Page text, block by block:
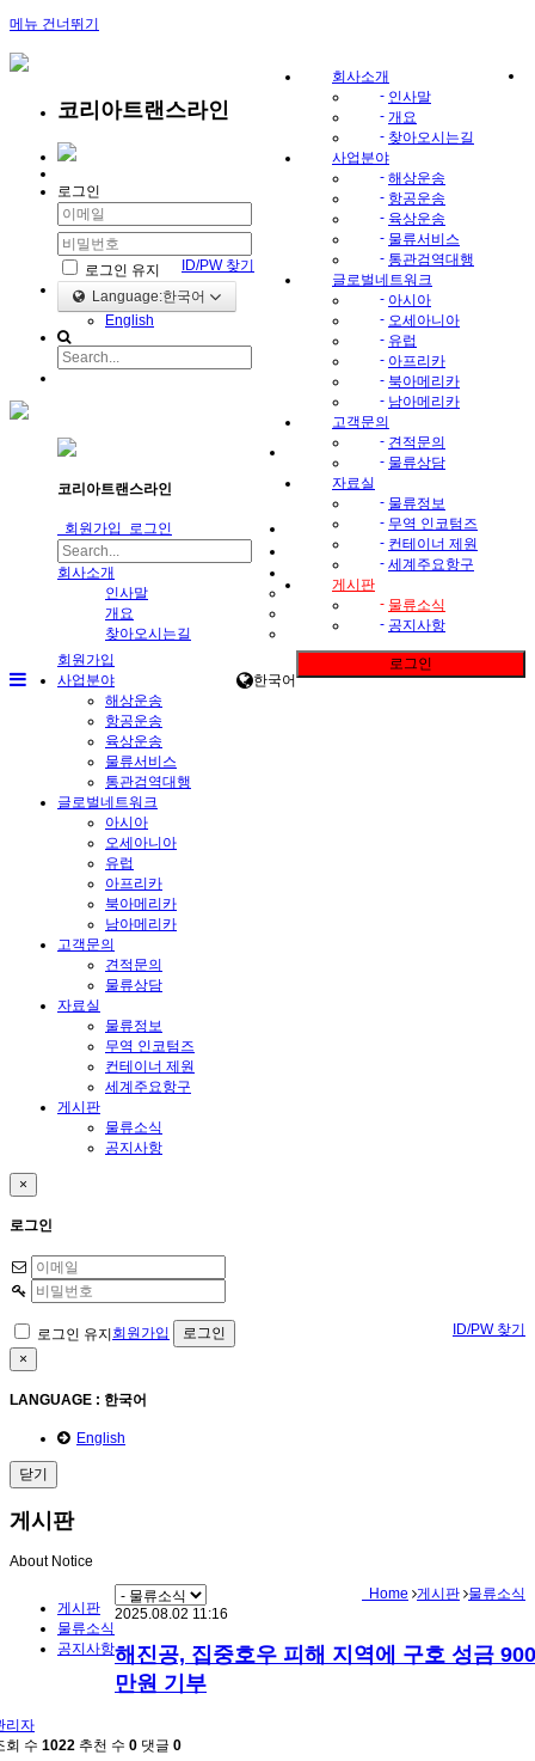
메뉴 건너뛰기
회사소개
- 인사말
- 개요
- 찾아오시는길
사업분야
- 해상운송
- 항공운송
- 육상운송
- 물류서비스
- 통관검역대행
글로벌네트워크
- 아시아
- 오세아니아
- 유럽
- 아프리카
- 북아메리카
- 남아메리카
고객문의
- 견적문의
- 물류상담
자료실
- 물류정보
- 무역 인코텀즈
- 컨테이너 제원
- 세계주요항구
게시판
- 물류소식
- 공지사항
코리아트랜스라인
로그인
로그인 유지 ID/PW 찾기
회원가입 로그인
Language:한국어
English
한국어
코리아트랜스라인
회원가입 로그인
회사소개
인사말
개요
찾아오시는길
사업분야
해상운송
항공운송
육상운송
물류서비스
통관검역대행
글로벌네트워크
아시아
오세아니아
유럽
아프리카
북아메리카
남아메리카
고객문의
견적문의
물류상담
자료실
물류정보
무역 인코텀즈
컨테이너 제원
세계주요항구
게시판
물류소식
공지사항
×
로그인
로그인 유지 ID/PW 찾기
회원가입
×
LANGUAGE : 한국어
English
닫기
게시판
About Notice
게시판
물류소식
공지사항
Home 게시판 물류소식
2025.08.02 11:16
해진공, 집중호우 피해 지역에 구호 성금 900
만원 기부
리자
회 수 1022 추천 수 0 댓글 0